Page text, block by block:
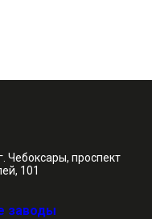
Чебоксары, проспект
101
заводы